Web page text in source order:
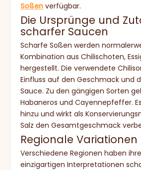
Soßen verfügbar.
Die Ursprünge und
scharfer Saucen
Scharfe Soßen werden
Kombination aus Chilischoten,
hergestellt. Die verwendete
Einfluss auf den Geschmack und
Sauce. Zu den gängigen Sorten
Habaneros und Cayennepfeffer.
hinzu und wirkt als
Salz den Gesamtgeschmack
Regionale Variationen
Verschiedene Regionen haben
einzigartigen Interpretationen